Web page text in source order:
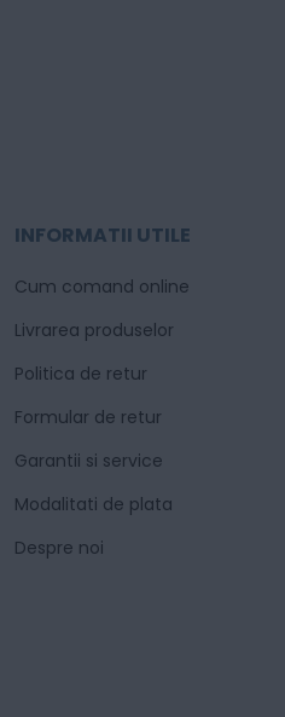
INFORMATII UTILE
Cum comand online
Livrarea produselor
Politica de retur
Formular de retur
Garantii si service
Modalitati de plata
Despre noi